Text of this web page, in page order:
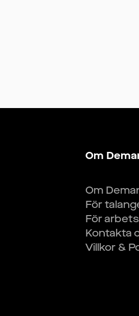
Om
Om
För
För
Kontakta
Villkor &